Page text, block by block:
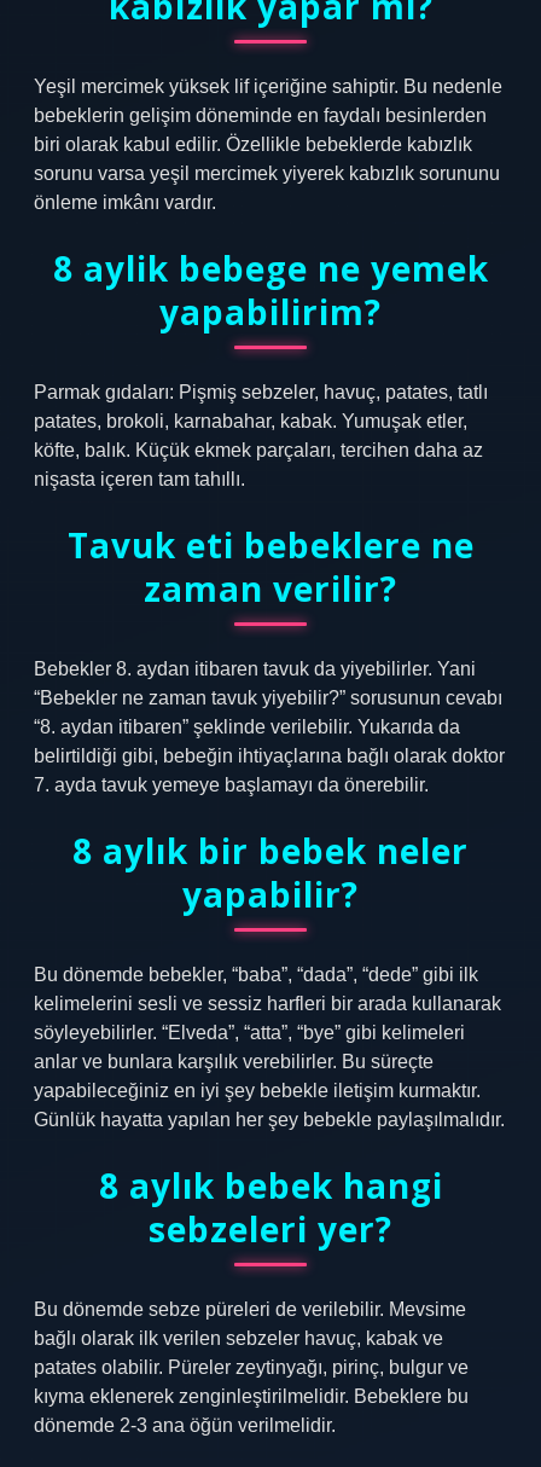
Yeşil mercimek yüksek lif içeriğine sahiptir. Bu nedenle
bebeklerin gelişim döneminde en faydalı besinlerden
biri olarak kabul edilir. Özellikle bebeklerde kabızlık
sorunu varsa yeşil mercimek yiyerek kabızlık sorununu
önleme imkânı vardır.
8 aylik bebege ne yemek
yapabilirim?
Parmak gıdaları: Pişmiş sebzeler, havuç, patates, tatlı
patates, brokoli, karnabahar, kabak. Yumuşak etler,
köfte, balık. Küçük ekmek parçaları, tercihen daha az
nişasta içeren tam tahıllı.
Tavuk eti bebeklere ne
zaman verilir?
Bebekler 8. aydan itibaren tavuk da yiyebilirler. Yani
“Bebekler ne zaman tavuk yiyebilir?” sorusunun cevabı
“8. aydan itibaren” şeklinde verilebilir. Yukarıda da
belirtildiği gibi, bebeğin ihtiyaçlarına bağlı olarak doktor
7. ayda tavuk yemeye başlamayı da önerebilir.
8 aylık bir bebek neler
yapabilir?
Bu dönemde bebekler, “baba”, “dada”, “dede” gibi ilk
kelimelerini sesli ve sessiz harfleri bir arada kullanarak
söyleyebilirler. “Elveda”, “atta”, “bye” gibi kelimeleri
anlar ve bunlara karşılık verebilirler. Bu süreçte
yapabileceğiniz en iyi şey bebekle iletişim kurmaktır.
Günlük hayatta yapılan her şey bebekle paylaşılmalıdır.
8 aylık bebek hangi
sebzeleri yer?
Bu dönemde sebze püreleri de verilebilir. Mevsime
bağlı olarak ilk verilen sebzeler havuç, kabak ve
patates olabilir. Püreler zeytinyağı, pirinç, bulgur ve
kıyma eklenerek zenginleştirilmelidir. Bebeklere bu
dönemde 2-3 ana öğün verilmelidir.